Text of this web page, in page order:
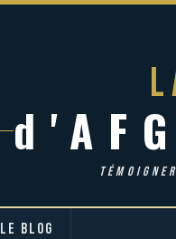
LE BLOG